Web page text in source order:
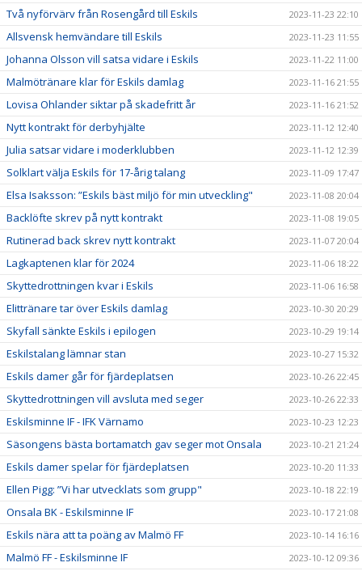
Två nyförvärv från Rosengård till Eskils 2023-11-23 22:10
Allsvensk hemvändare till Eskils 2023-11-23 11:55
Johanna Olsson vill satsa vidare i Eskils 2023-11-22 11:00
Malmötränare klar för Eskils damlag 2023-11-16 21:55
Lovisa Ohlander siktar på skadefritt år 2023-11-16 21:52
Nytt kontrakt för derbyhjälte 2023-11-12 12:40
Julia satsar vidare i moderklubben 2023-11-12 12:39
Solklart välja Eskils för 17-årig talang 2023-11-09 17:47
Elsa Isaksson: ”Eskils bäst miljö för min utveckling" 2023-11-08 20:04
Backlöfte skrev på nytt kontrakt 2023-11-08 19:05
Rutinerad back skrev nytt kontrakt 2023-11-07 20:04
Lagkaptenen klar för 2024 2023-11-06 18:22
Skyttedrottningen kvar i Eskils 2023-11-06 16:58
Elittränare tar över Eskils damlag 2023-10-30 20:29
Skyfall sänkte Eskils i epilogen 2023-10-29 19:14
Eskilstalang lämnar stan 2023-10-27 15:32
Eskils damer går för fjärdeplatsen 2023-10-26 22:45
Skyttedrottningen vill avsluta med seger 2023-10-26 22:33
Eskilsminne IF - IFK Värnamo 2023-10-23 12:23
Säsongens bästa bortamatch gav seger mot Onsala 2023-10-21 21:24
Eskils damer spelar för fjärdeplatsen 2023-10-20 11:33
Ellen Pigg: ”Vi har utvecklats som grupp" 2023-10-18 22:19
Onsala BK - Eskilsminne IF 2023-10-17 21:08
Eskils nära att ta poäng av Malmö FF 2023-10-14 16:16
Malmö FF - Eskilsminne IF 2023-10-12 09:36